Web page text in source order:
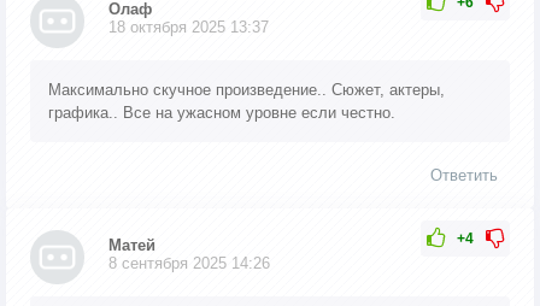
Олаф
18 октября 2025 13:37
Максимально скучное произведение.. Сюжет, актеры,
графика.. Все на ужасном уровне если честно.
Ответить
+4
Матей
8 сентября 2025 14:26